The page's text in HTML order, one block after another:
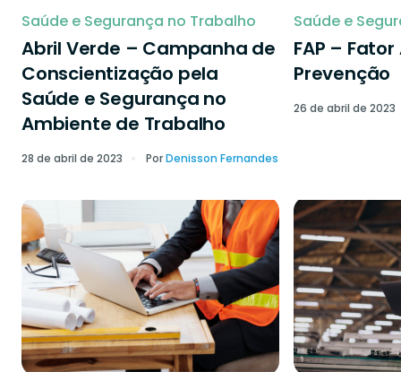
Saúde e Segurança no Trabalho
Abril Verde – Campanha de
Conscientização pela
Saúde e Segurança no
Ambiente de Trabalho
28 de abril de 2023 PorDenisson Fernandes
Saúde e
FAP –
Prevenção
26 de abril de 2023